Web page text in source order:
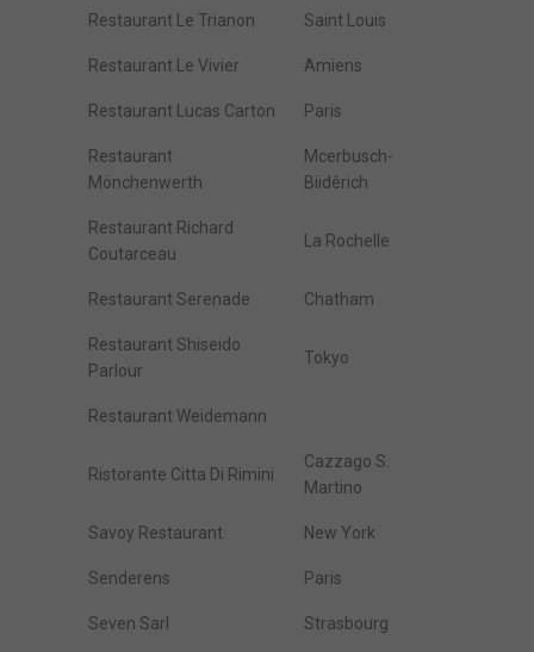
Restaurant Le Trianon Saint Louis
Restaurant Le Vivier Amiens
Restaurant Lucas Carton Paris
Restaurant
Mönchenwerth
Mcerbusch-
Biidêrich
Restaurant Richard
Coutarceau
La Rochelle
Restaurant Serenade Chatham
Restaurant Shiseido
Parlour
Tokyo
Restaurant Weidemann
Ristorante Citta Di Rimini
Cazzago S.
Martino
Savoy Restaurant New York
Senderens Paris
Seven Sarl Strasbourg